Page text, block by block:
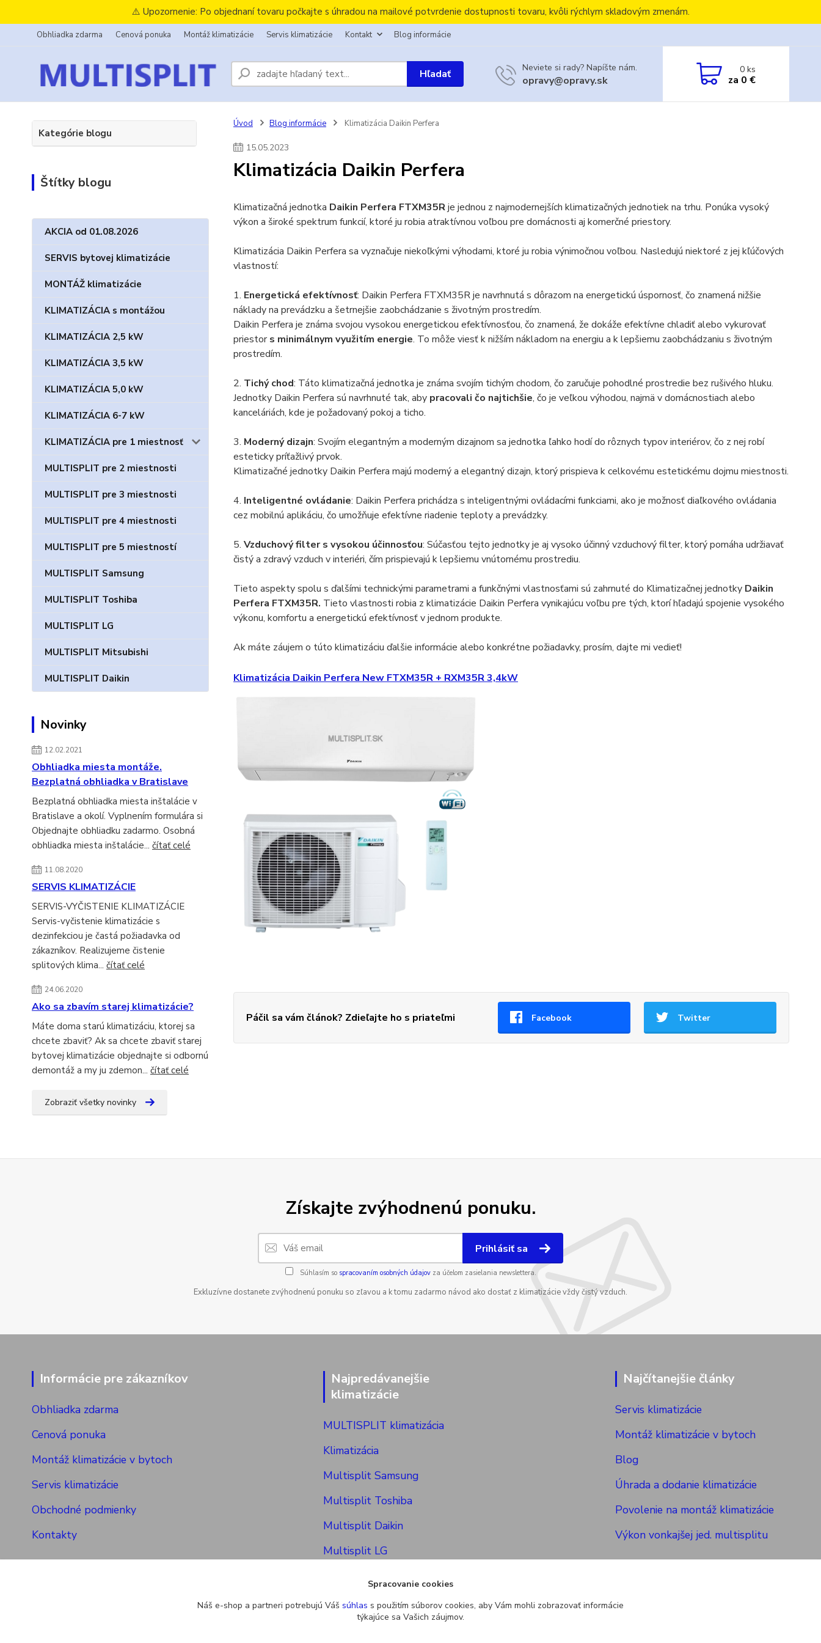
⚠️ Upozornenie: Po objednaní tovaru počkajte s úhradou na mailové potvrdenie dostupnosti tovaru, kvôli rýchlym skladovým zmenám.
Obhliadka zdarma Cenová ponuka Montáž klimatizácie Servis klimatizácie Kontakt Blog informácie
Hľadať Neviete si rady? Napíšte nám.
opravy@opravy.sk
0ks
za 0 €
Kategórie blogu
Štítky blogu
AKCIA od 01.08.2026
SERVIS bytovej klimatizácie
MONTÁŽ klimatizácie
KLIMATIZÁCIA s montážou
KLIMATIZÁCIA 2,5 kW
KLIMATIZÁCIA 3,5 kW
KLIMATIZÁCIA 5,0 kW
KLIMATIZÁCIA 6-7 kW
KLIMATIZÁCIA pre 1 miestnosť
MULTISPLIT pre 2 miestnosti
MULTISPLIT pre 3 miestnosti
MULTISPLIT pre 4 miestnosti
MULTISPLIT pre 5 miestností
MULTISPLIT Samsung
MULTISPLIT Toshiba
MULTISPLIT LG
MULTISPLIT Mitsubishi
MULTISPLIT Daikin
Novinky
12.02.2021
Obhliadka miesta montáže.
Bezplatná obhliadka v Bratislave
Bezplatná obhliadka miesta inštalácie v
Bratislave a okolí. Vyplnením formulára si
Objednajte obhliadku zadarmo. Osobná
obhliadka miesta inštalácie... čítať celé
11.08.2020
SERVIS KLIMATIZÁCIE
SERVIS-VYČISTENIE KLIMATIZÁCIE
Servis-vyčistenie klimatizácie s
dezinfekciou je častá požiadavka od
zákazníkov. Realizujeme čistenie
splitových klima... čítať celé
24.06.2020
Ako sa zbavím starej klimatizácie?
Máte doma starú klimatizáciu, ktorej sa
chcete zbaviť? Ak sa chcete zbaviť starej
bytovej klimatizácie objednajte si odbornú
demontáž a my ju zdemon... čítať celé
Zobraziť všetky novinky
Úvod Blog informácie Klimatizácia Daikin Perfera
15.05.2023
Klimatizácia Daikin Perfera
Klimatizačná jednotka Daikin Perfera FTXM35Rje jednou z najmodernejších klimatizačných jednotiek na trhu. Ponúka vysoký
výkon a široké spektrum funkcií, ktoré ju robia atraktívnou voľbou pre domácnosti aj komerčné priestory.
Klimatizácia Daikin Perfera sa vyznačuje niekoľkými výhodami, ktoré ju robia výnimočnou voľbou. Nasledujú niektoré z jej kľúčových
vlastností:
1. Energetická efektívnosť: Daikin Perfera FTXM35R je navrhnutá s dôrazom na energetickú úspornosť, čo znamená nižšie
náklady na prevádzku a šetrnejšie zaobchádzanie s životným prostredím.
Daikin Perfera je známa svojou vysokou energetickou efektívnosťou, čo znamená, že dokáže efektívne chladiť alebo vykurovať
priestors minimálnym využitím energie. To môže viesť k nižším nákladom na energiu a k lepšiemu zaobchádzaniu s životným
prostredím.
2. Tichý chod: Táto klimatizačná jednotka je známa svojím tichým chodom, čo zaručuje pohodlné prostredie bez rušivého hluku.
Jednotky Daikin Perfera sú navrhnuté tak, aby pracovali čo najtichšie, čo je veľkou výhodou, najmä v domácnostiach alebo
kanceláriách, kde je požadovaný pokoj a ticho.
3. Moderný dizajn: Svojím elegantným a moderným dizajnom sa jednotka ľahko hodí do rôznych typov interiérov, čo z nej robí
esteticky príťažlivý prvok.
Klimatizačné jednotky Daikin Perfera majú moderný a elegantný dizajn, ktorý prispieva k celkovému estetickému dojmu miestnosti.
4. Inteligentné ovládanie: Daikin Perfera prichádza s inteligentnými ovládacími funkciami, ako je možnosť diaľkového ovládania
cez mobilnú aplikáciu, čo umožňuje efektívne riadenie teploty a prevádzky.
5. Vzduchový filter s vysokou účinnosťou: Súčasťou tejto jednotky je aj vysoko účinný vzduchový filter, ktorý pomáha udržiavať
čistý a zdravý vzduch v interiéri, čím prispievajú k lepšiemu vnútornému prostrediu.
Tieto aspekty spolu s ďalšími technickými parametrami a funkčnými vlastnosťami sú zahrnuté do Klimatizačnej jednotky Daikin
Perfera FTXM35R. Tieto vlastnosti robia z klimatizácie Daikin Perfera vynikajúcu voľbu pre tých, ktorí hľadajú spojenie vysokého
výkonu, komfortu a energetickú efektívnosť v jednom produkte.
Ak máte záujem o túto klimatizáciu ďalšie informácie alebo konkrétne požiadavky, prosím, dajte mi vedieť!
Klimatizácia Daikin Perfera New FTXM35R + RXM35R 3,4kW
Páčil sa vám článok? Zdieľajte ho s priateľmi Facebook Twitter
Získajte zvýhodnenú ponuku.
Prihlásiť sa
Súhlasím so spracovaním osobných údajovza účelom zasielania newslettera.
Exkluzívne dostanete zvýhodnenú ponuku so zľavou a k tomu zadarmo návod ako dostať z klimatizácie vždy čistý vzduch.
Informácie pre zákazníkov
Obhliadka zdarma
Cenová ponuka
Montáž klimatizácie v bytoch
Servis klimatizácie
Obchodné podmienky
Kontakty
Najpredávanejšie
klimatizácie
MULTISPLIT klimatizácia
Klimatizácia
Multisplit Samsung
Multisplit Toshiba
Multisplit Daikin
Multisplit LG
Najčítanejšie články
Servis klimatizácie
Montáž klimatizácie v bytoch
Blog
Úhrada a dodanie klimatizácie
Povolenie na montáž klimatizácie
Výkon vonkajšej jed. multisplitu
Spracovanie cookies
Náš e-shop a partneri potrebujú Váš súhlas s použitím súborov cookies, aby Vám mohli zobrazovať informácie
týkajúce sa Vašich záujmov.